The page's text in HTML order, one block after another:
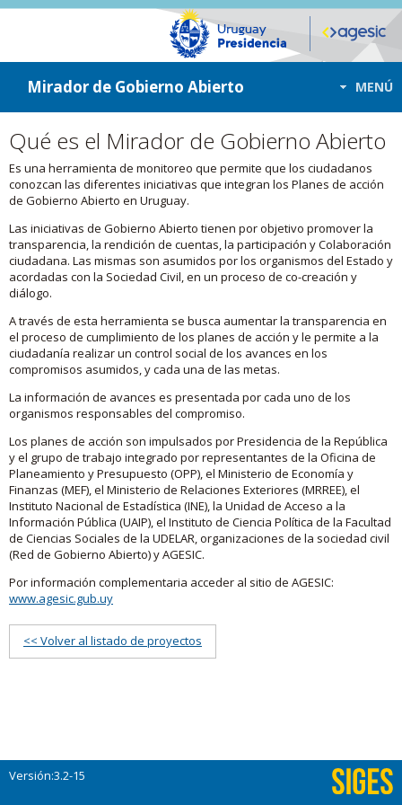
ir a contenido
ir al menú
Mirador de Gobierno Abierto MENÚ
Qué es el Mirador de Gobierno Abierto
Es una herramienta de monitoreo que permite que los ciudadanos
conozcan las diferentes iniciativas que integran los Planes de acción
de Gobierno Abierto en Uruguay.
Las iniciativas de Gobierno Abierto tienen por objetivo promover la
transparencia, la rendición de cuentas, la participación y Colaboración
ciudadana. Las mismas son asumidos por los organismos del Estado y
acordadas con la Sociedad Civil, en un proceso de co-creación y
diálogo.
A través de esta herramienta se busca aumentar la transparencia en
el proceso de cumplimiento de los planes de acción y le permite a la
ciudadanía realizar un control social de los avances en los
compromisos asumidos, y cada una de las metas.
La información de avances es presentada por cada uno de los
organismos responsables del compromiso.
Los planes de acción son impulsados por Presidencia de la República
y el grupo de trabajo integrado por representantes de la Oficina de
Planeamiento y Presupuesto (OPP), el Ministerio de Economía y
Finanzas (MEF), el Ministerio de Relaciones Exteriores (MRREE), el
Instituto Nacional de Estadística (INE), la Unidad de Acceso a la
Información Pública (UAIP), el Instituto de Ciencia Política de la Facultad
de Ciencias Sociales de la UDELAR, organizaciones de la sociedad civil
(Red de Gobierno Abierto) y AGESIC.
Por información complementaria acceder al sitio de AGESIC:
www.agesic.gub.uy
<< Volver al listado de proyectos
Versión:3.2-15